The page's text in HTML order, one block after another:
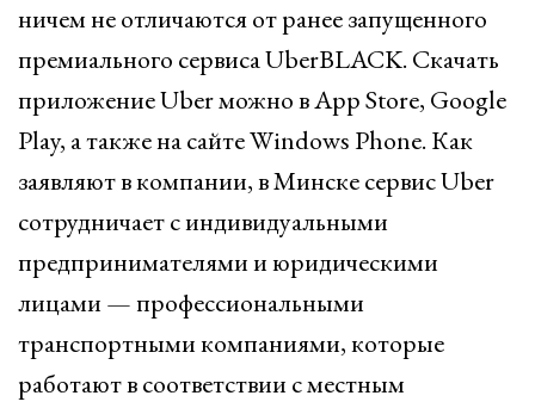
ничем не отличаются от ранее запущенного
премиального сервиса UberBLACK. Скачать
приложение Uber можно в App Store, Google
Play, а также на сайте Windows Phone. Как
заявляют в компании, в Минске сервис Uber
сотрудничает с индивидуальными
предпринимателями и юридическими
лицами — профессиональными
транспортными компаниями, которые
работают в соответствии с местным